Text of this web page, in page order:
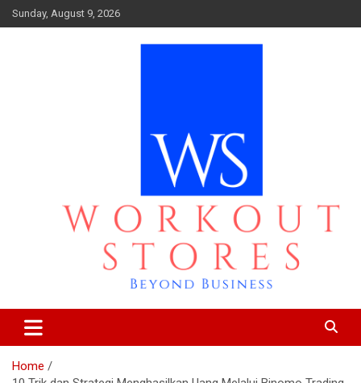
Skip
to
Sunday, August 9, 2026
workout stores
Home